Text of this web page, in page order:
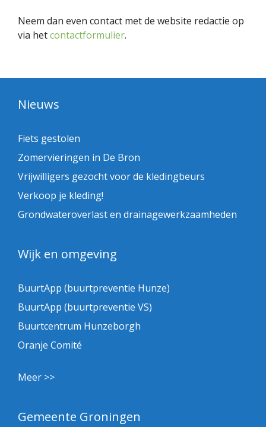
Neem dan even contact met de website redactie op
via hetcontactformulier.
Nieuws
Fiets gestolen
Zomervieringen in De Bron
Vrijwilligers gezocht voor de kledingbeurs
Verkoop je kleding!
Grondwateroverlast en drainagewerkzaamheden
Wijk en omgeving
BuurtApp (buurtpreventie Hunze)
BuurtApp (buurtpreventie VS)
Buurtcentrum Hunzeborgh
Oranje Comité
Meer >>
Gemeente Groningen